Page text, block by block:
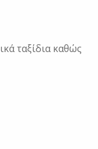
ταξίδια καθώς